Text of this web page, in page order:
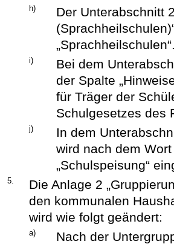
h)
Der Unterabschnitt
i)
Bei dem
der Spalte
für Träger der
Schulgesetzes des
j)
In dem
wird nach dem
„Schulspeisung“
5.
Die Anlage 2
den kommunalen
wird wie folgt geändert:
a)
Nach der